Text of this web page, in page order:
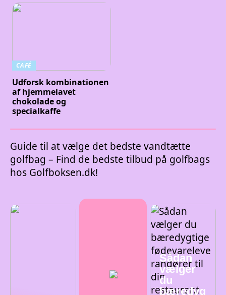
CAFÉ
Udforsk kombinationen
af hjemmelavet
chokolade og
specialkaffe
Guide til at vælge det bedste vandtætte
golfbag – Find de bedste tilbud på golfbags
hos Golfboksen.dk!
Sådan
vælger
du
bæredyg